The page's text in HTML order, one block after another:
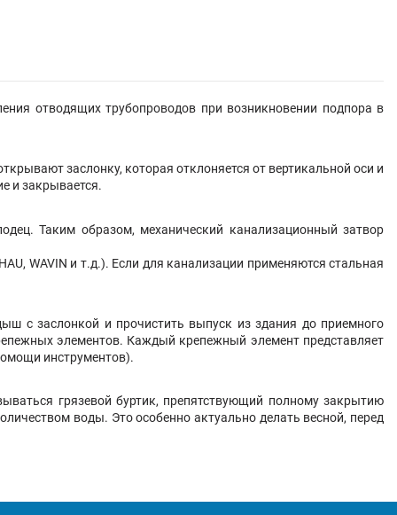
отводящих трубопроводов при возникновении подпора в
заслонку, которая отклоняется от вертикальной оси и
и закрывается.
Таким образом, механический канализационный затвор
WAVIN и т.д.). Если для канализации применяются стальная
с заслонкой и прочистить выпуск из здания до приемного
элементов. Каждый крепежный элемент представляет
инструментов).
грязевой буртик, препятствующий полному закрытию
воды. Это особенно актуально делать весной, перед